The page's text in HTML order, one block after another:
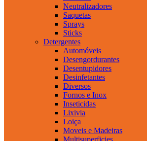
Neutralizadores
Saquetas
Sprays
Sticks
Detergentes
Automóveis
Desengordurantes
Desentupidores
Desinfetantes
Diversos
Fornos e Inox
Inseticidas
Lixivia
Loiça
Moveis e Madeiras
Multisuperficies